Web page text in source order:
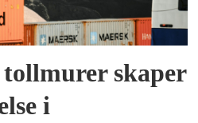
skaper
i